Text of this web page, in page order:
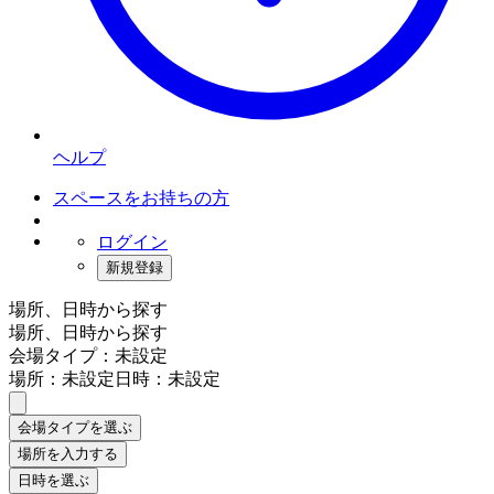
ヘルプ
スペースをお持ちの方
ログイン
新規登録
場所、日時から探す
場所、日時から探す
会場タイプ：未設定
場所：未設定日時：未設定
会場タイプを選ぶ
場所を入力する
日時を選ぶ